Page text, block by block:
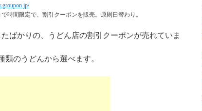
時間限定で、割引クーポンを販売。原則日替わり。
ばかりの、うどん店の割引クーポンが売れていま
のうどんから選べます。